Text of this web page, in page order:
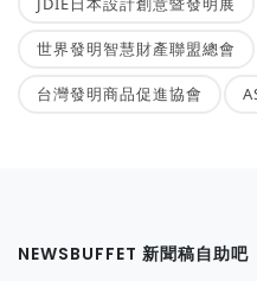
世界發明智慧財產聯盟總會
台灣發明商品促進協會
NEWSBUFFET 新聞稿自助吧